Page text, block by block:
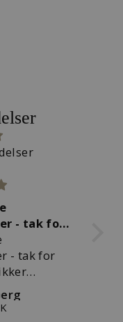
- tak for
- tak for